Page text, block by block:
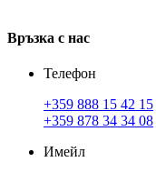
Връзка с нас
Телефон
+359 888 15 42 15
+359 878 34 34 08
Имейл